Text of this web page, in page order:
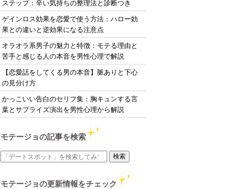
ステップ：辛い気持ちの整理法と診断つき
ゲインロス効果を恋愛で使う方法：ハロー効
果との違いと逆効果になる注意点
オラオラ系男子の魅力と特徴：モテる理由と
苦手と感じる人の本音を男性心理で解説
【恋愛話をしてくる男の本音】脈ありと下心
の見分け方
かっこいい告白のセリフ集：胸キュンする言
葉とサプライズ演出を男性心理から解説
モテージョの記事を検索
モテージョの更新情報をチェック